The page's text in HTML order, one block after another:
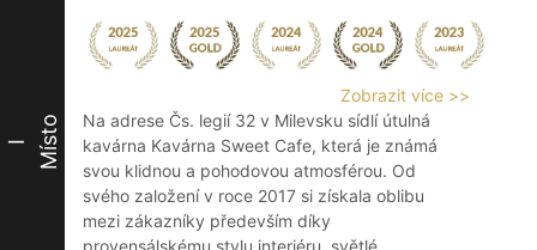
I Místo
Zobrazit více >>
Na adrese Čs. legií 32 v Milevsku sídlí útulná
kavárna Kavárna Sweet Cafe, která je známá
svou klidnou a pohodovou atmosférou. Od
svého založení v roce 2017 si získala oblibu
mezi zákazníky především díky
provensálskému stylu interiéru, světlé ...